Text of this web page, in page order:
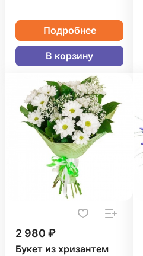
Подробнее
В корзину
2 980 ₽
Букет из хризантем